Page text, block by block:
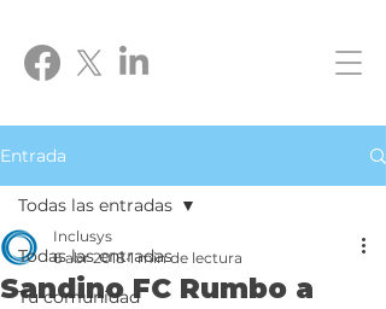
Entrada
Todas las entradas
Tu comunidad
Todas las entradas
Sandino FC Rumbo a
Inclusys
6 abr 2018 1 min de lectura